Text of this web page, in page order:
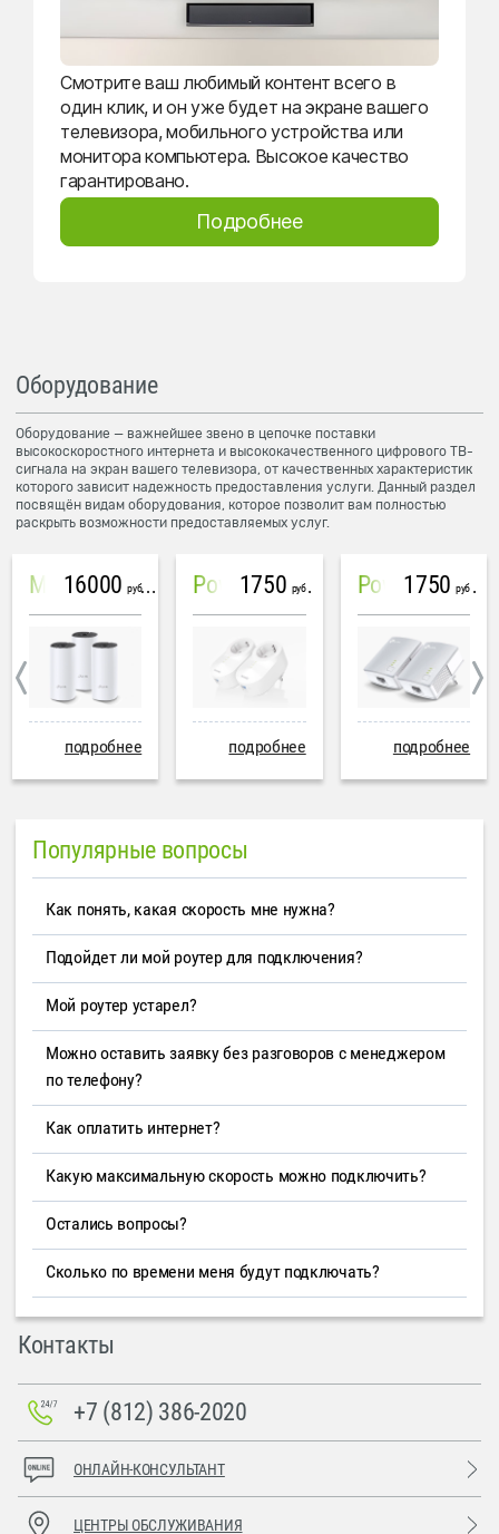
Смотрите ваш любимый контент всего в
один клик, и он уже будет на экране вашего
телевизора, мобильного устройства или
монитора компьютера. Высокое качество
гарантировано.
Подробнее
Оборудование
Оборудование — важнейшее звено в цепочке поставки
высокоскоростного интернета и высококачественного цифрового ТВ-
сигнала на экран вашего телевизора, от качественных характеристик
которого зависит надежность предоставления услуги. Данный раздел
посвящён видам оборудования, которое позволит вам полностью
раскрыть возможности предоставляемых услуг.
Mesh система TP-Link Deco M4 (3 устройства)
16000 руб
подробнее
PowerLine Tenda PH6
1750 руб
подробнее
PowerLine TP-Link AV600
1750 руб
подробнее
Популярные вопросы
Как понять, какая скорость мне нужна?
Подойдет ли мой роутер для подключения?
Мой роутер устарел?
Можно оставить заявку без разговоров с менеджером
по телефону?
Как оплатить интернет?
Какую максимальную скорость можно подключить?
Остались вопросы?
Сколько по времени меня будут подключать?
Контакты
+7 (812) 386-2020
ОНЛАЙН-КОНСУЛЬТАНТ
ЦЕНТРЫ ОБСЛУЖИВАНИЯ